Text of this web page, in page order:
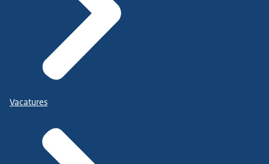
Vacatures